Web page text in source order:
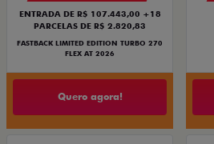
ENTRADA DE R$ 107.443,00 +18
PARCELAS DE R$ 2.820,83
FASTBACK LIMITED EDITION TURBO 270
FLEX AT 2026
Quero agora!